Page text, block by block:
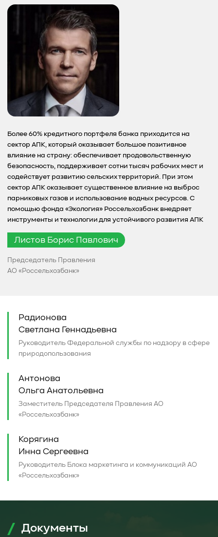
Более 60% кредитного портфеля банка приходится на
сектор АПК, который оказывает большое позитивное
влияние на страну: обеспечивает продовольственную
безопасность, поддерживает сотни тысяч рабочих мест и
содействует развитию сельских территорий. При этом
сектор АПК оказывает существенное влияние на выброс
парниковых газов и использование водных ресурсов. С
помощью фонда «Экология» Россельхозбанк внедряет
инструменты и технологии для устойчивого развития АПК
Листов Борис Павлович
Председатель Правления
АО «Россельхозбанк»
Радионова
Светлана Геннадьевна
Руководитель Федеральной службы по надзору в сфере
природопользования
Антонова
Ольга Анатольевна
Заместитель Председателя Правления АО
«Россельхозбанк»
Корягина
Инна Сергеевна
Руководитель Блока маркетинга и коммуникаций АО
«Россельхозбанк»
Документы